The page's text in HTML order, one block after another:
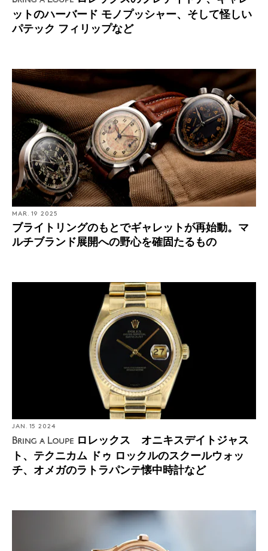
ットのハーバード モノプッシャー、そして怪しい
パテック フィリップなど
MAR. 19 2025
ブライトリングのもとでギャレットが再始動。マ
ルチブランド展開への野心を確固たるもの
JAN. 15 2024
Bring a Loupe ロレックス オニキスデイトジャス
ト、テクニカム ドゥ ロックルのスクールウォッ
チ、オメガのラトラパンテ懐中時計など